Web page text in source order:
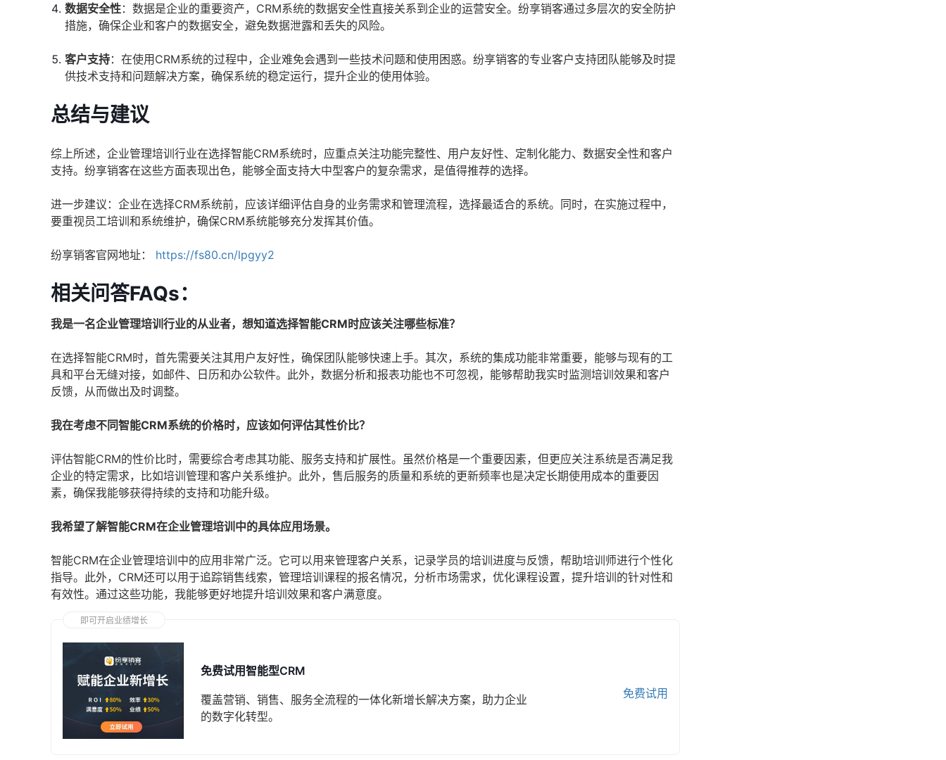
数据安全性：数据是企业的重要资产，CRM系统的数据安全性直接关系到企业的运营安全。纷享销客通过多层次的安全防护
措施，确保企业和客户的数据安全，避免数据泄露和丢失的风险。
客户支持：在使用CRM系统的过程中，企业难免会遇到一些技术问题和使用困惑。纷享销客的专业客户支持团队能够及时提
供技术支持和问题解决方案，确保系统的稳定运行，提升企业的使用体验。
总结与建议
综上所述，企业管理培训行业在选择智能CRM系统时，应重点关注功能完整性、用户友好性、定制化能力、数据安全性和客户
支持。纷享销客在这些方面表现出色，能够全面支持大中型客户的复杂需求，是值得推荐的选择。
进一步建议：企业在选择CRM系统前，应该详细评估自身的业务需求和管理流程，选择最适合的系统。同时，在实施过程中，
要重视员工培训和系统维护，确保CRM系统能够充分发挥其价值。
纷享销客官网地址： https://fs80.cn/lpgyy2
相关问答FAQs：
我是一名企业管理培训行业的从业者，想知道选择智能CRM时应该关注哪些标准？
在选择智能CRM时，首先需要关注其用户友好性，确保团队能够快速上手。其次，系统的集成功能非常重要，能够与现有的工
具和平台无缝对接，如邮件、日历和办公软件。此外，数据分析和报表功能也不可忽视，能够帮助我实时监测培训效果和客户
反馈，从而做出及时调整。
我在考虑不同智能CRM系统的价格时，应该如何评估其性价比？
评估智能CRM的性价比时，需要综合考虑其功能、服务支持和扩展性。虽然价格是一个重要因素，但更应关注系统是否满足我
企业的特定需求，比如培训管理和客户关系维护。此外，售后服务的质量和系统的更新频率也是决定长期使用成本的重要因
素，确保我能够获得持续的支持和功能升级。
我希望了解智能CRM在企业管理培训中的具体应用场景。
智能CRM在企业管理培训中的应用非常广泛。它可以用来管理客户关系，记录学员的培训进度与反馈，帮助培训师进行个性化
指导。此外，CRM还可以用于追踪销售线索，管理培训课程的报名情况，分析市场需求，优化课程设置，提升培训的针对性和
有效性。通过这些功能，我能够更好地提升培训效果和客户满意度。
即可开启业绩增长
免费试用智能型CRM
覆盖营销、销售、服务全流程的一体化新增长解决方案，助力企业
的数字化转型。
免费试用